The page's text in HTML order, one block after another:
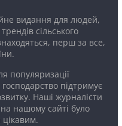
видання для людей,
сільського
перш за все,
популяризації
підтримує
Наші журналісти
нашому сайті було